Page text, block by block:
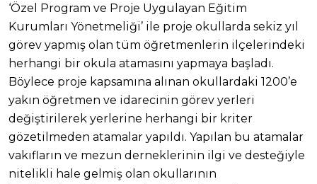
‘Özel Program ve Proje Uygulayan Eğitim
Kurumları Yönetmeliği’ ile proje okullarda sekiz yıl
görev yapmış olan tüm öğretmenlerin ilçelerindeki
herhangi bir okula atamasını yapmaya başladı.
Böylece proje kapsamına alınan okullardaki 1200’e
yakın öğretmen ve idarecinin görev yerleri
değiştirilerek yerlerine herhangi bir kriter
gözetilmeden atamalar yapıldı. Yapılan bu atamalar
vakıfların ve mezun derneklerinin ilgi ve desteğiyle
nitelikli hale gelmiş olan okullarının